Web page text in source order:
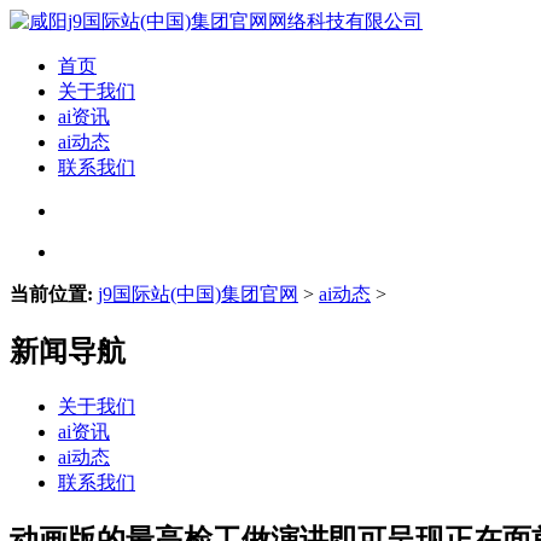
首页
关于我们
ai资讯
ai动态
联系我们
当前位置: j9国际站(中国)集团官网 > ai动态 >
新闻导航
关于我们
ai资讯
ai动态
联系我们